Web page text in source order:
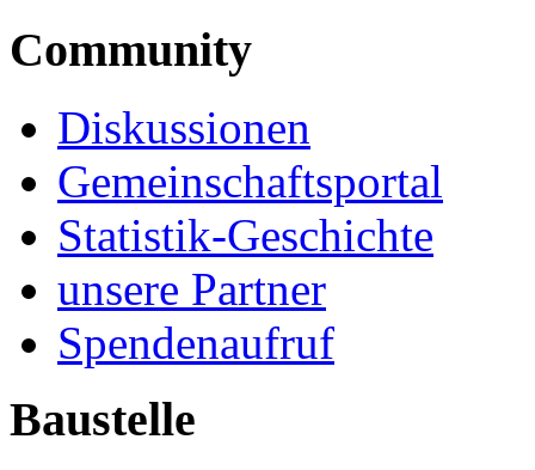
Community
Diskussionen
Gemeinschaftsportal
Statistik-Geschichte
unsere Partner
Spendenaufruf
Baustelle